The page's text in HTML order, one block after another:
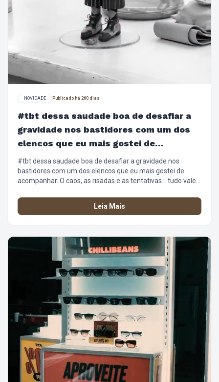
NOVIDADE Publicado há 260 dias
#tbt dessa saudade boa de desafiar a
gravidade nos bastidores com um dos
elencos que eu mais gostei de
acompanhar
#tbt dessa saudade boa de desafiar a gravidade nos
bastidores com um dos elencos que eu mais gostei de
acompanhar. O caos, as risadas e as tentativas… tudo valeu
#Desafio
Leia Mais